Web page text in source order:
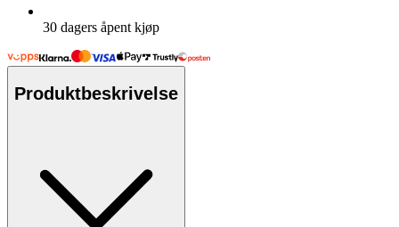
30 dagers åpent kjøp
Produktbeskrivelse